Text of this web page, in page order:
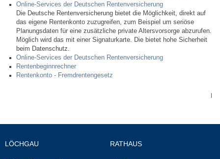
Sitzungsberichte
Ratsinfo
Gutachterausschuss
Online-Services der Deutschen Rentenversicherung
Die Deutsche Rentenversicherung bietet die Möglichkeit, direkt auf
das eigene Rentenkonto zuzugreifen, zum Beispiel um seriöse
Planungsdaten für eine zusätzliche private Altersvorsorge abzurufen.
Möglich wird das mit einer Signaturkarte. Die bietet hohe Sicherheit
beim Datenschutz.
Online-Services der Deutschen Rentenversicherung
Rentenbeginnrechner
Rentenkonto - Fremdrentengesetz
|
LÖCHGAU RATHAUS